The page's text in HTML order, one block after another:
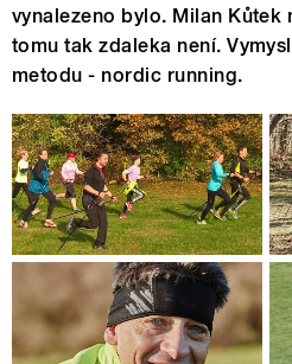
vynalezeno bylo. Milan Kůtek
tomu tak zdaleka není.
metodu - nordic running.